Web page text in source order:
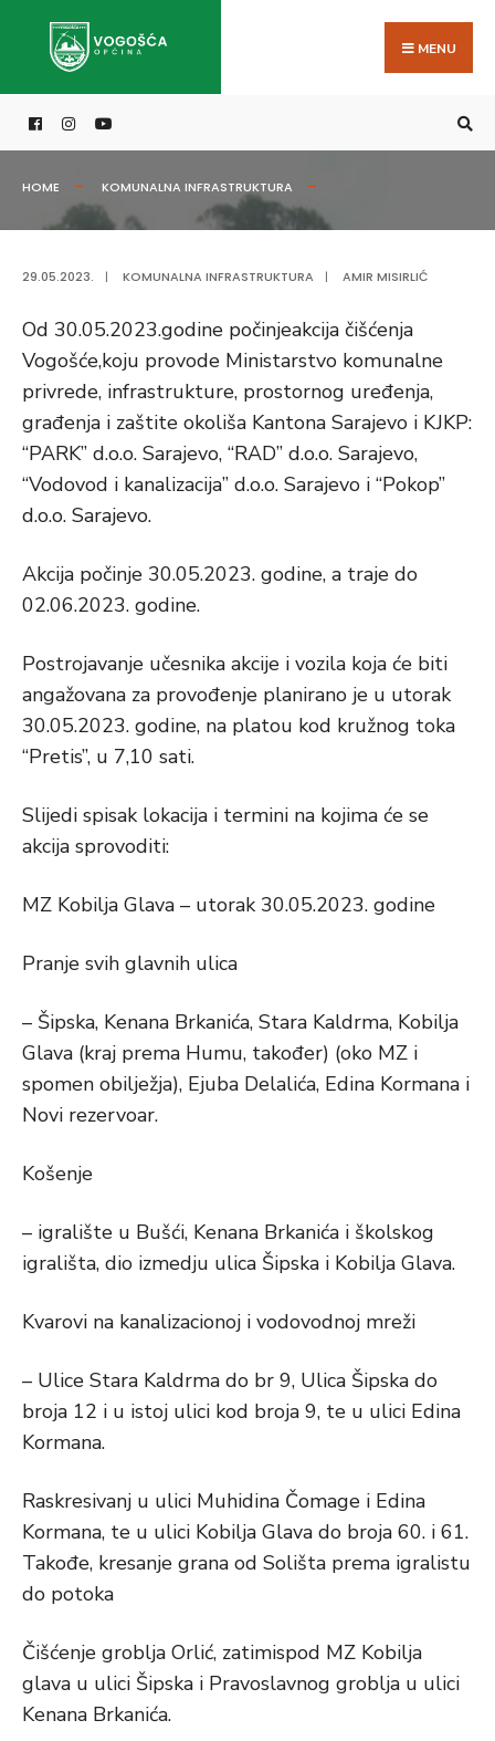
MENU
HOME KOMUNALNA INFRASTRUKTURA
29.05.2023. | KOMUNALNA INFRASTRUKTURA | AMIR MISIRLIĆ
Od 30.05.2023.godine počinjeakcija čišćenja
Vogošće,koju provode Ministarstvo komunalne
privrede, infrastrukture, prostornog uređenja,
građenja i zaštite okoliša Kantona Sarajevo i KJKP:
“PARK” d.o.o. Sarajevo, “RAD” d.o.o. Sarajevo,
“Vodovod i kanalizacija” d.o.o. Sarajevo i “Pokop”
d.o.o. Sarajevo.
Akcija počinje 30.05.2023. godine, a traje do
02.06.2023. godine.
Postrojavanje učesnika akcije i vozila koja će biti
angažovana za provođenje planirano je u utorak
30.05.2023. godine, na platou kod kružnog toka
“Pretis”, u 7,10 sati.
Slijedi spisak lokacija i termini na kojima će se
akcija sprovoditi:
MZ Kobilja Glava – utorak 30.05.2023. godine
Pranje svih glavnih ulica
– Šipska, Kenana Brkanića, Stara Kaldrma, Kobilja
Glava (kraj prema Humu, također) (oko MZ i
spomen obilježja), Ejuba Delalića, Edina Kormana i
Novi rezervoar.
Košenje
– igralište u Bušći, Kenana Brkanića i školskog
igrališta, dio izmedju ulica Šipska i Kobilja Glava.
Kvarovi na kanalizacionoj i vodovodnoj mreži
– Ulice Stara Kaldrma do br 9, Ulica Šipska do
broja 12 i u istoj ulici kod broja 9, te u ulici Edina
Kormana.
Raskresivanj u ulici Muhidina Čomage i Edina
Kormana, te u ulici Kobilja Glava do broja 60. i 61.
Takođe, kresanje grana od Solišta prema igralistu
do potoka
Čišćenje groblja Orlić, zatimispod MZ Kobilja
glava u ulici Šipska i Pravoslavnog groblja u ulici
Kenana Brkanića.
for: